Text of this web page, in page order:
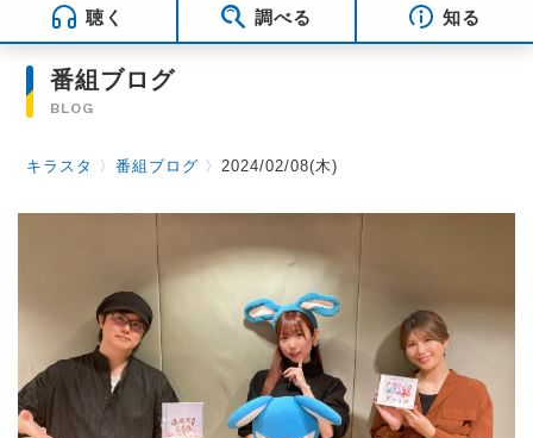
聴く 調べる 知る
番組ブログ
BLOG
キラスタ 〉番組ブログ 〉2024/02/08(木)